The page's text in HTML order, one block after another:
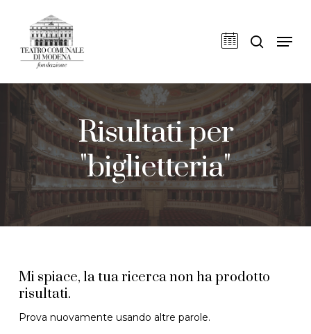
main
content
Risultati per
"biglietteria"
Mi spiace, la tua ricerca non ha prodotto
risultati.
Prova nuovamente usando altre parole.